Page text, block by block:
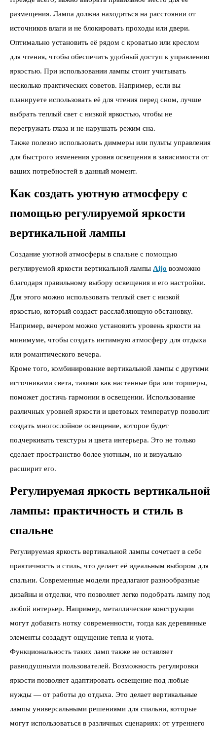
размещения. Лампа должна находиться на расстоянии от
источников влаги и не блокировать проходы или двери.
Оптимально установить её рядом с кроватью или креслом
для чтения, чтобы обеспечить удобный доступ к управлению
яркостью. При использовании лампы стоит учитывать
несколько практических советов. Например, если вы
планируете использовать её для чтения перед сном, лучше
выбрать теплый свет с низкой яркостью, чтобы не
перегружать глаза и не нарушать режим сна.
Также полезно использовать диммеры или пульты управления
для быстрого изменения уровня освещения в зависимости от
ваших потребностей в данный момент.
Как создать уютную атмосферу с
помощью регулируемой яркости
вертикальной лампы
Создание уютной атмосферы в спальне с помощью
регулируемой яркости вертикальной лампы Aijo возможно
благодаря правильному выбору освещения и его настройки.
Для этого можно использовать теплый свет с низкой
яркостью, который создаст расслабляющую обстановку.
Например, вечером можно установить уровень яркости на
минимуме, чтобы создать интимную атмосферу для отдыха
или романтического вечера.
Кроме того, комбинирование вертикальной лампы с другими
источниками света, такими как настенные бра или торшеры,
поможет достичь гармонии в освещении. Использование
различных уровней яркости и цветовых температур позволит
создать многослойное освещение, которое будет
подчеркивать текстуры и цвета интерьера. Это не только
сделает пространство более уютным, но и визуально
расширит его.
Регулируемая яркость вертикальной
лампы: практичность и стиль в
спальне
Регулируемая яркость вертикальной лампы сочетает в себе
практичность и стиль, что делает её идеальным выбором для
спальни. Современные модели предлагают разнообразные
дизайны и отделки, что позволяет легко подобрать лампу под
любой интерьер. Например, металлические конструкции
могут добавить нотку современности, тогда как деревянные
элементы создадут ощущение тепла и уюта.
Функциональность таких ламп также не оставляет
равнодушными пользователей. Возможность регулировки
яркости позволяет адаптировать освещение под любые
нужды — от работы до отдыха. Это делает вертикальные
лампы универсальными решениями для спальни, которые
могут использоваться в различных сценариях: от утреннего